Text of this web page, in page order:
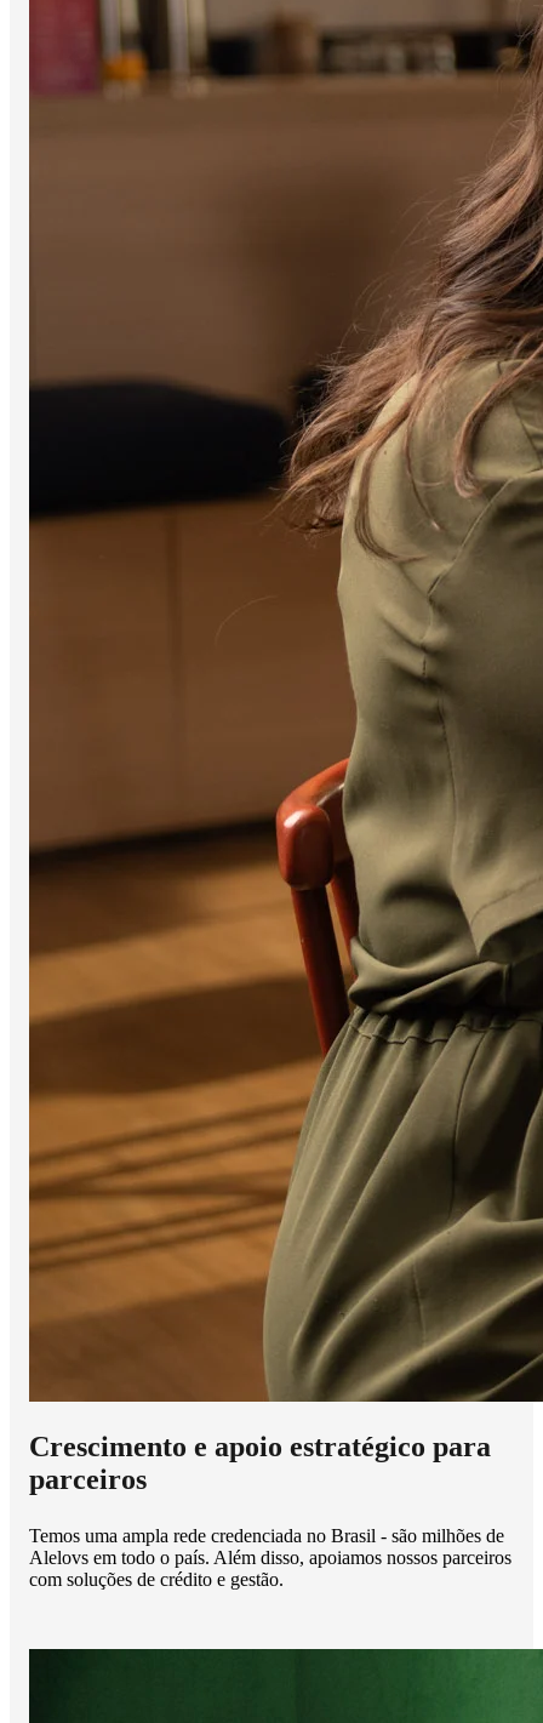
Crescimento e apoio estratégico para
parceiros
Temos uma ampla rede credenciada no Brasil - são milhões de
Alelovs em todo o país. Além disso, apoiamos nossos parceiros
com soluções de crédito e gestão.